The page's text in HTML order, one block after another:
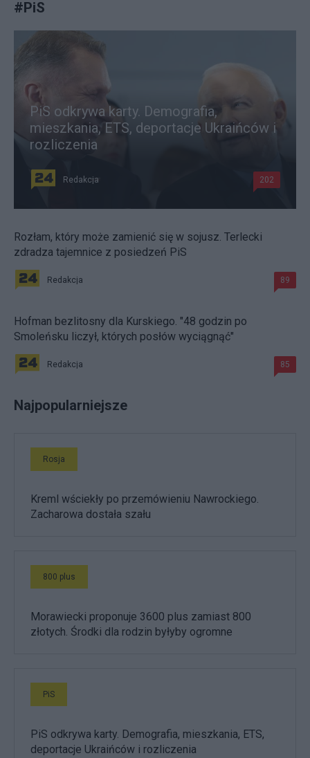
#PiS
PiS odkrywa karty. Demografia,
mieszkania, ETS, deportacje Ukraińców i
rozliczenia
Redakcja 202
Rozłam, który może zamienić się w sojusz. Terlecki
zdradza tajemnice z posiedzeń PiS
Redakcja 89
Hofman bezlitosny dla Kurskiego. "48 godzin po
Smoleńsku liczył, których posłów wyciągnąć"
Redakcja 85
Najpopularniejsze
Rosja
Kreml wściekły po przemówieniu Nawrockiego.
Zacharowa dostała szału
800 plus
Morawiecki proponuje 3600 plus zamiast 800
złotych. Środki dla rodzin byłyby ogromne
PiS
PiS odkrywa karty. Demografia, mieszkania, ETS,
deportacje Ukraińców i rozliczenia